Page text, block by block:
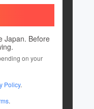
Japan. Before
on your
Policy.
.
います